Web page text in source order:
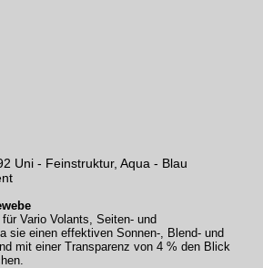
Uni - Feinstruktur, Aqua - Blau
Vario Volants, Seiten- und
sie einen effektiven Sonnen-, Blend- und
mit einer Transparenz von 4 % den Blick